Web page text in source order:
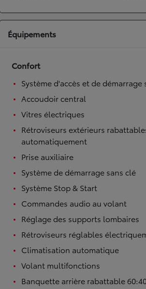
Équipements
Confort
Système d'accès et de démarrage
Accoudoir central
Vitres électriques
Rétroviseurs extérieurs
automatiquement
Prise auxiliaire
Système de démarrage sans clé
Système Stop & Start
Commandes audio au volant
Réglage des supports lombaires
Rétroviseurs réglables
Climatisation automatique
Volant multifonctions
Banquette arrière rabattable